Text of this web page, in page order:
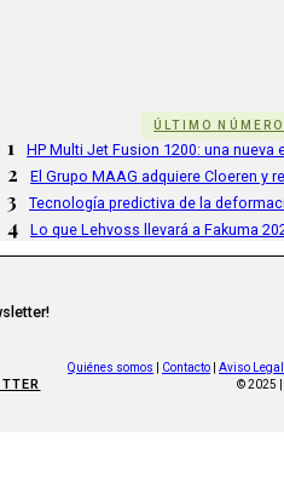
ÚLTIMO NÚMERO
1 HP Multi Jet Fusion 1200: una
2 El Grupo MAAG adquiere Cloeren
3 Tecnología predictiva de la
4 Lo que Lehvoss llevará a Fakuma
Quiénes somos Contacto
Aviso Legal
© 2025